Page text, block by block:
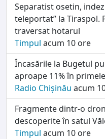
Separatist osetin,
teleportat” la Tiraspol.
traversat hotarul
Timpul acum 10 ore
Încasările la Bugetul
aproape 11% în
Radio Chișinău acum
Fragmente dintr-o
descoperite în satul
Timpul acum 10 ore